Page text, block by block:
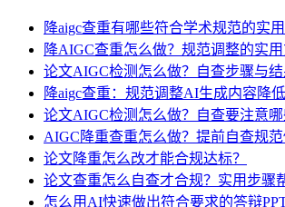
降aigc查重有哪些符合学术规范的实用
降AIGC查重怎么做？规范调整的实
论文AIGC检测怎么做？自查步骤与
降aigc查重：规范调整AI生成内容降
论文AIGC检测怎么做？自查要注意
AIGC降重查重怎么做？提前自查规
论文降重怎么改才能合规达标？
论文查重怎么自查才合规？实用步骤
怎么用AI快速做出符合要求的答辩PPT